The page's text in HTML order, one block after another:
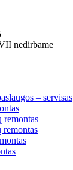
nedirbame
– servisas
remontas